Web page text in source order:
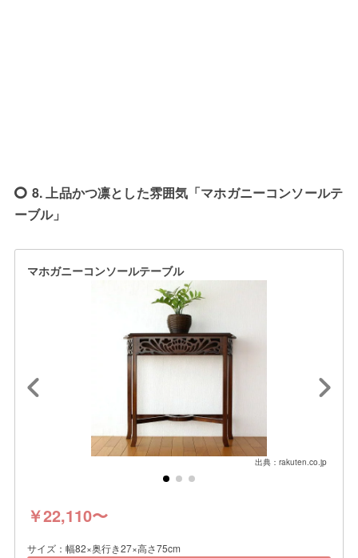
8. 上品かつ凛とした雰囲気「マホガニーコンソールテ
ーブル」
マホガニーコンソールテーブル
出典：rakuten.co.jp
￥22,110〜
サイズ：幅82×奥行き27×高さ75cm